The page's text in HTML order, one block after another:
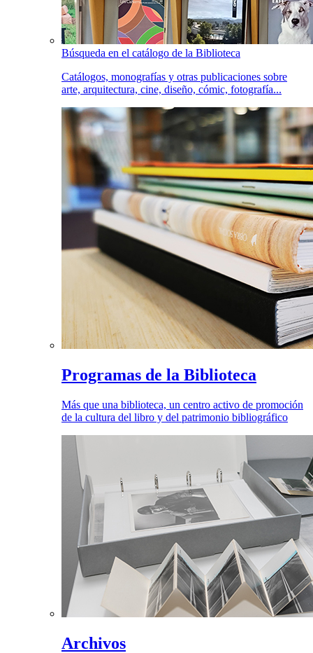
Búsqueda en el catálogo de la Biblioteca
Catálogos, monografías y otras publicaciones sobre
arte, arquitectura, cine, diseño, cómic, fotografía...
Programas de la Biblioteca
Más que una biblioteca, un centro activo de promoción
de la cultura del libro y del patrimonio bibliográfico
Archivos